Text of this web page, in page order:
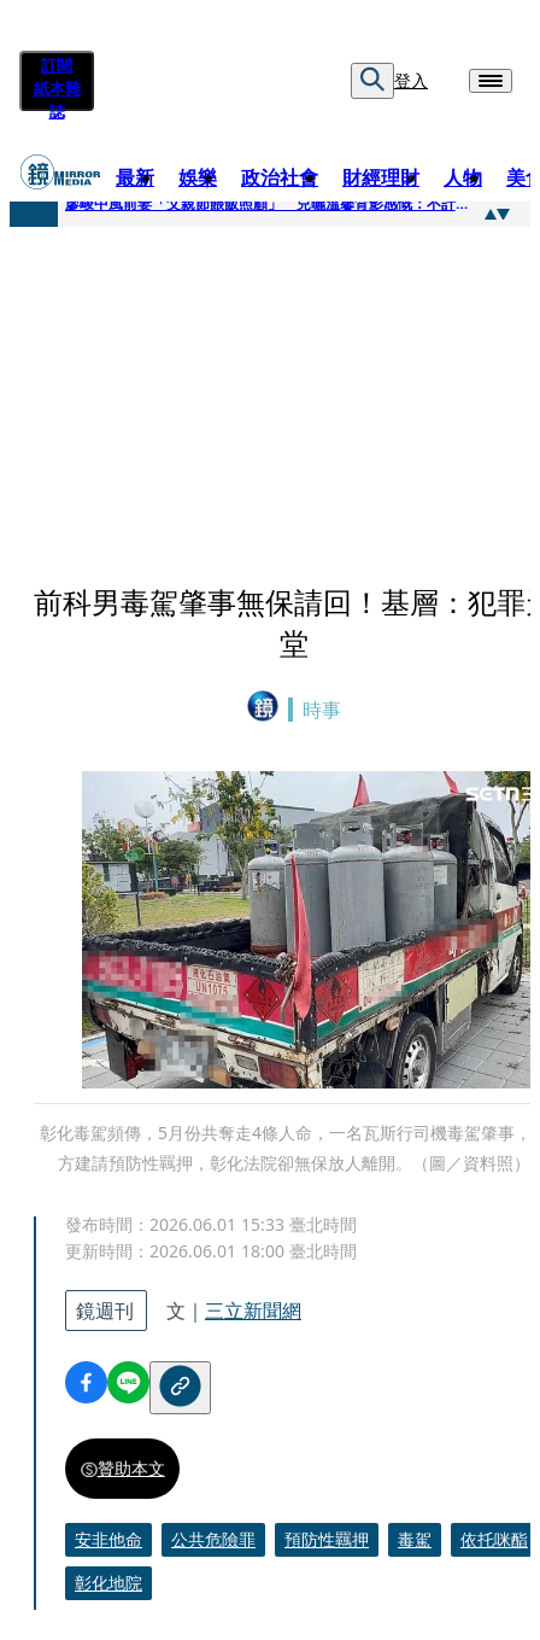
訂閱
紙本雜
誌
登入
最新 娛樂 政治社會 財經理財 人物 美
快訊
廖峻中風前妻「父親節餵飯照顧」 兒曬溫馨背影感慨：不計前嫌的真愛
前科男毒駕肇事無保請回！基層：犯罪
堂
時事
彰化毒駕頻傳，5月份共奪走4條人命，一名瓦斯行司機毒駕肇事，
方建請預防性羈押，彰化法院卻無保放人離開。（圖／資料照）
發布時間： 2026.06.01 15:33 臺北時間
更新時間： 2026.06.01 18:00 臺北時間
鏡週刊 文｜ 三立新聞網
贊助本文
安非他命 公共危險罪 預防性羈押 毒駕
依托咪酯
彰化地院